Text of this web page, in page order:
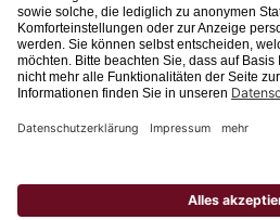
Vollzeit
Veröffentlicht am 09.06.2026
Nach weiteren Jobs suchen